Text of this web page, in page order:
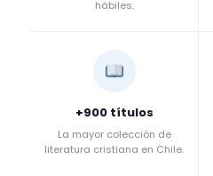
hábiles.
+900 títulos
La mayor colección de
literatura cristiana en Chile.